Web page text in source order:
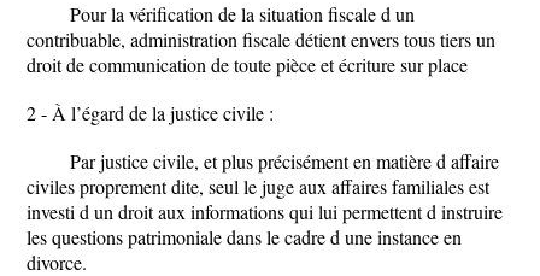
Pour la vérification de la situation fiscale d un
contribuable, administration fiscale détient envers tous tiers un
droit de communication de toute pièce et écriture sur place
2 - À l’égard de la justice civile :
Par justice civile, et plus précisément en matière d affaire
civiles proprement dite, seul le juge aux affaires familiales est
investi d un droit aux informations qui lui permettent d instruire
les questions patrimoniale dans le cadre d une instance en
divorce.